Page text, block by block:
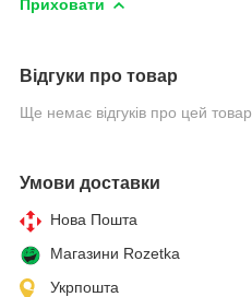
Приховати
Відгуки про товар
Ще немає відгуків про цей товар
Умови доставки
Нова Пошта
Магазини Rozetka
Укрпошта